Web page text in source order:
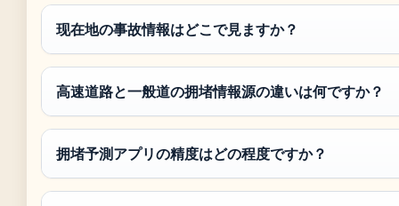
现在地の事故情報はどこで見ますか？
高速道路と一般道の拥堵情報源の違いは何ですか？
拥堵予測アプリの精度はどの程度ですか？